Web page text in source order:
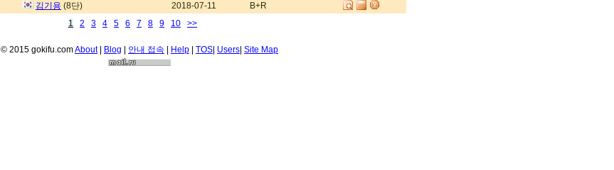
김기용 (8단) 2018-07-11
B+R
1
2 3 4 5 6 7 8 9 10 >>
© 2015 gokifu.comAbout| Blog | 안내 접속 | Help | TOS| Users| Site Map